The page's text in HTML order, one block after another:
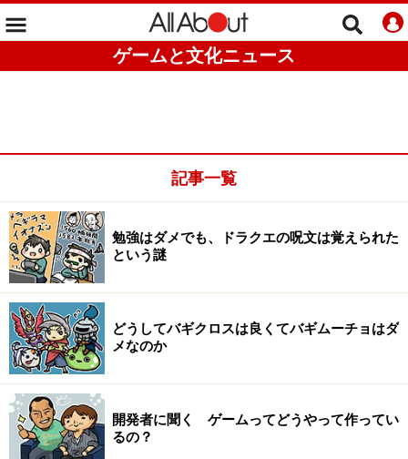
ゲームと文化ニュース
記事一覧
勉強はダメでも、ドラクエの呪文は覚えられた
という謎
どうしてバギクロスは良くてバギムーチョはダ
メなのか
開発者に聞く ゲームってどうやって作ってい
るの？